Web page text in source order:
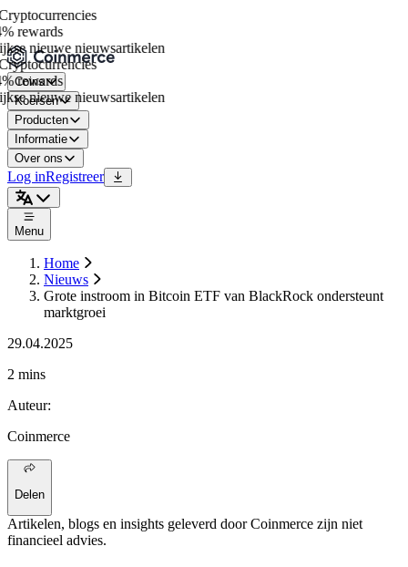
rewards
nieuwe nieuwsartikelen
rewards
nieuwe nieuwsartikelen
Coins
Koersen
Producten
Informatie
Over ons
Log inRegistreer
Menu
Home
Nieuws
Grote instroom in Bitcoin ETF van BlackRock ondersteunt
marktgroei
29.04.2025
2 mins
Auteur:
Coinmerce
Delen
Artikelen, blogs en insights geleverd door Coinmerce zijn niet
financieel advies.